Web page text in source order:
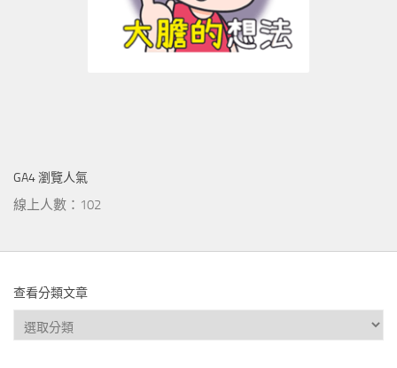
GA4 瀏覽人氣
線上人數：102
查看分類文章
查
看